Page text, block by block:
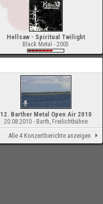
Hellsaw - Spiritual Twilight
Black Metal - 2005
12. Barther Metal Open Air 2010
20.08.2010 - Barth, Freilichtbühne
Alle 4 Konzertberichte anzeigen